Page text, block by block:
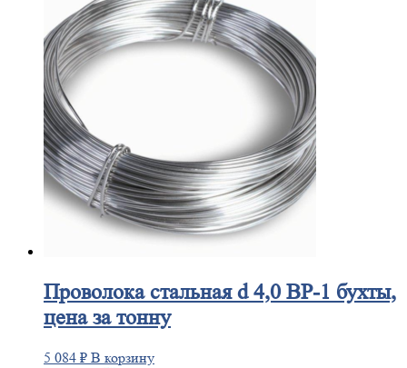
Проволокастальная d 4,0 ВР-1 бухты,
цена за тонну
5 084 ₽ В корзину